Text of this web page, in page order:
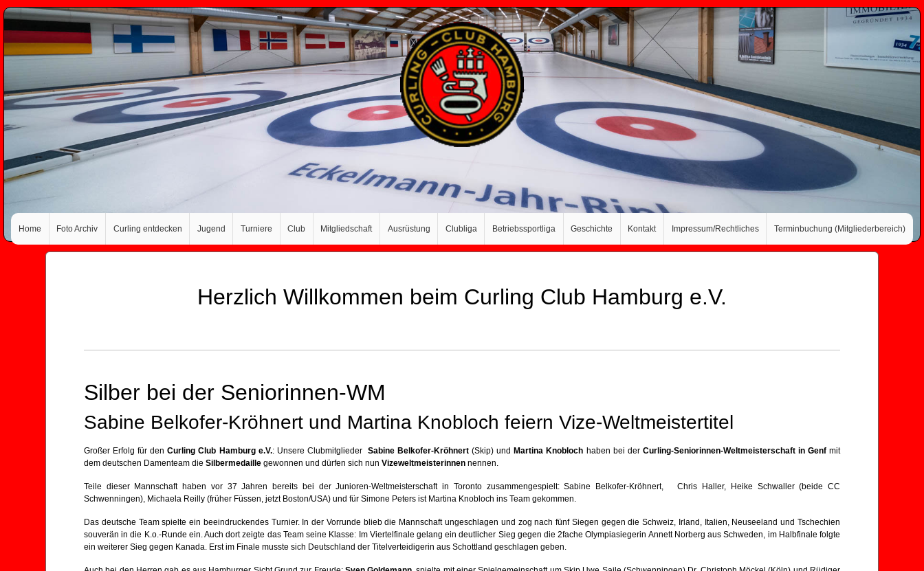
Home Foto Archiv Curling entdecken Jugend Turniere Club Mitgliedschaft Ausrüstung Clubliga Betriebssportliga Geschichte Kontakt Impressum/Rechtliches Terminbuchung (Mitgliederbereich)
Herzlich Willkommen beim Curling Club Hamburg e.V.
Silber bei der Seniorinnen-WM
Sabine Belkofer-Kröhnert und Martina Knobloch feiern Vize-Weltmeistertitel
Großer Erfolg für denCurling Club Hamburg e.V.: Unsere Clubmitglieder Sabine Belkofer-Kröhnert (Skip) und Martina Knobloch haben bei der Curling-Seniorinnen-Weltmeisterschaft in Genfmit
dem deutschen Damenteam die Silbermedaillegewonnen und dürfen sich nun Vizeweltmeisterinnennennen.
Teile dieser Mannschaft haben vor 37 Jahren bereits bei der Junioren-Weltmeisterschaft in Toronto zusammengespielt: Sabine Belkofer-Kröhnert, Chris Haller, Heike Schwaller (beide CC
Schwenningen), Michaela Reilly (früher Füssen, jetzt Boston/USA) und für Simone Peters ist Martina Knobloch ins Team gekommen.
Das deutsche Team spielte ein beeindruckendes Turnier. In der Vorrunde blieb die Mannschaft ungeschlagen und zog nach fünf Siegen gegen die Schweiz, Irland, Italien, Neuseeland und Tschechien
souverän in die K.o.-Runde ein. Auch dort zeigte das Team seine Klasse: Im Viertelfinale gelang ein deutlicher Sieg gegen die 2fache Olympiasiegerin Annett Norberg aus Schweden, im Halbfinale folgte
ein weiterer Sieg gegen Kanada. Erst im Finale musste sich Deutschland der Titelverteidigerin aus Schottland geschlagen geben.